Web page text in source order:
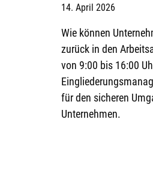
14. April 2026
Wie können
zurück in den
von 9:00 bis 16:00
für den sicheren
Unternehmen.